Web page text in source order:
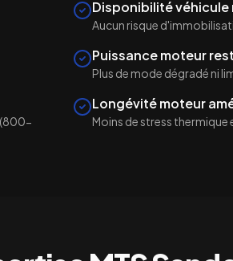
(800-
Disponibilité véhicule
Aucun risque
Puissance moteur
Plus de mode dégradé ni
Longévité moteur
Moins de stress thermique